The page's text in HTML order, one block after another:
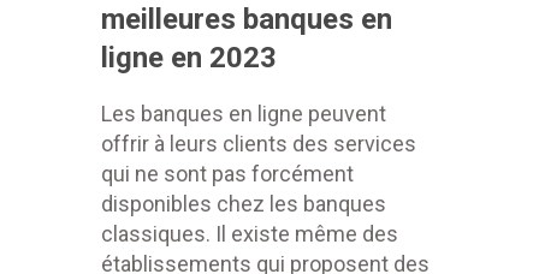
meilleures banques en
ligne en 2023
Les banques en ligne peuvent
offrir à leurs clients des services
qui ne sont pas forcément
disponibles chez les banques
classiques. Il existe même des
établissements qui proposent des